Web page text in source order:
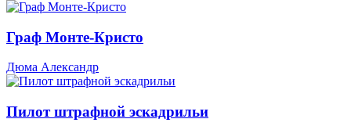
Граф Монте-Кристо
Дюма Александр
Пилот штрафной эскадрильи